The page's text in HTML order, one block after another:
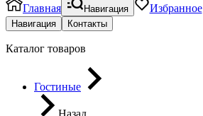
Главная Навигация Избранное
Навигация Контакты
Каталог товаров
Гостиные
Назад